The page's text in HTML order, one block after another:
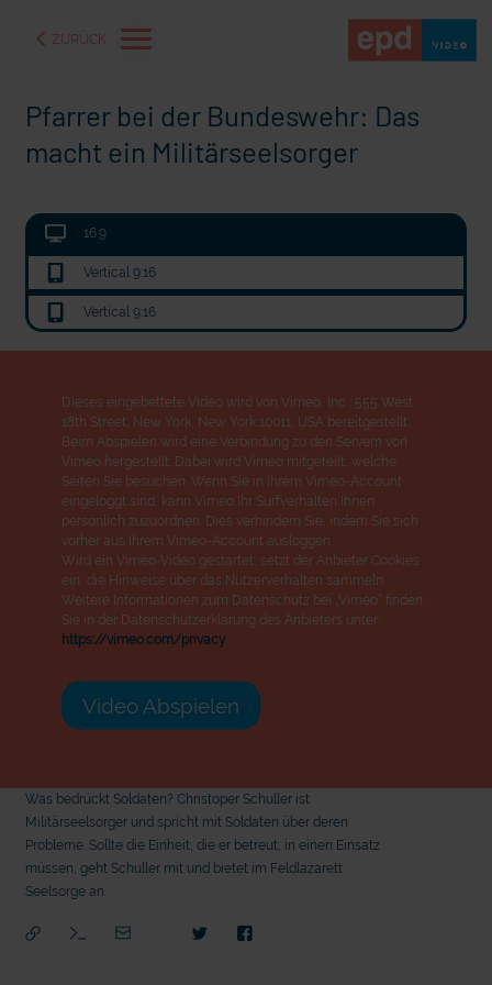
ZURÜCK
oder "Deppen der "Wir bauen Cherson wieder auf" - Optimismus in der
Pfarrer bei der Bundeswehr: Das
macht ein Militärseelsorger
16:9
Vertical 9:16
Vertical 9:16
Dieses eingebettete Video wird von Vimeo, Inc., 555 West
18th Street, New York, New York 10011, USA bereitgestellt.
Beim Abspielen wird eine Verbindung zu den Servern von
Vimeo hergestellt. Dabei wird Vimeo mitgeteilt, welche
Seiten Sie besuchen. Wenn Sie in Ihrem Vimeo-Account
eingeloggt sind, kann Vimeo Ihr Surfverhalten Ihnen
persönlich zuzuordnen. Dies verhindern Sie, indem Sie sich
vorher aus Ihrem Vimeo-Account ausloggen.
Wird ein Vimeo-Video gestartet, setzt der Anbieter Cookies
ein, die Hinweise über das Nutzerverhalten sammeln.
Weitere Informationen zum Datenschutz bei „Vimeo“ finden
Sie in der Datenschutzerklärung des Anbieters unter:
https://vimeo.com/privacy
Video Abspielen
Was bedrückt Soldaten? Christoper Schuller ist
Militärseelsorger und spricht mit Soldaten über deren
Probleme. Sollte die Einheit, die er betreut, in einen Einsatz
müssen, geht Schuller mit und bietet im Feldlazarett
Seelsorge an.